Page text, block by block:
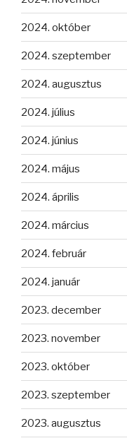
2024. október
2024. szeptember
2024. augusztus
2024. július
2024. június
2024. május
2024. április
2024. március
2024. február
2024. január
2023. december
2023. november
2023. október
2023. szeptember
2023. augusztus